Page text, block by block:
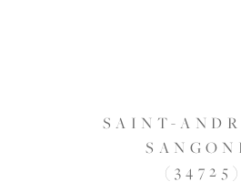
SAINT-
(34725)